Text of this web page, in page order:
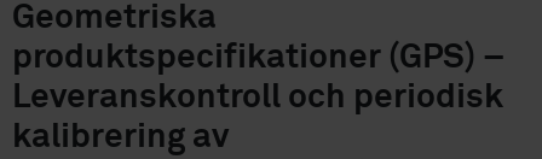
Geometriska
produktspecifikationer (GPS) –
Leveranskontroll och periodisk
kalibrering av